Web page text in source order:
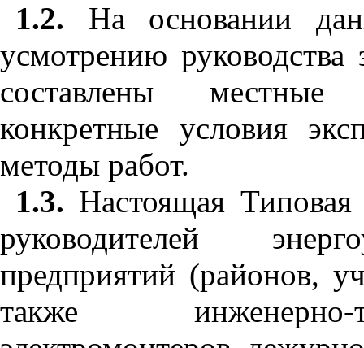
1.2. На основании
усмотрению
составлены местные
конкретные условия
методы работ.
1.3. Настоящая Типовая
руководителей
предприятий (районов,
также инженерно-